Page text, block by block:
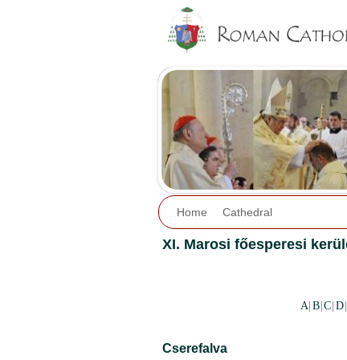
Home Cathedral
XI. Marosi főesperesi
A B |C D
Cserefalva